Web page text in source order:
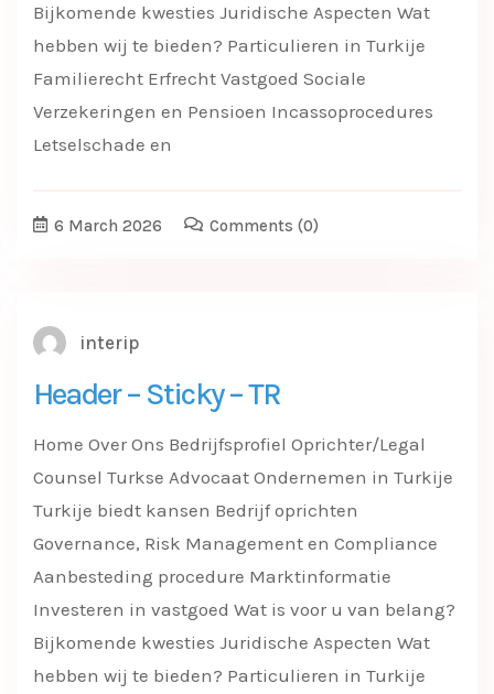
Bijkomende kwesties Juridische Aspecten Wat
hebben wij te bieden? Particulieren in Turkije
Familierecht Erfrecht Vastgoed Sociale
Verzekeringen en Pensioen Incassoprocedures
Letselschade en
6 March 2026 Comments (0)
interip
Header – Sticky – TR
Home Over Ons Bedrijfsprofiel Oprichter/Legal
Counsel Turkse Advocaat Ondernemen in Turkije
Turkije biedt kansen Bedrijf oprichten
Governance, Risk Management en Compliance
Aanbesteding procedure Marktinformatie
Investeren in vastgoed Wat is voor u van belang?
Bijkomende kwesties Juridische Aspecten Wat
hebben wij te bieden? Particulieren in Turkije